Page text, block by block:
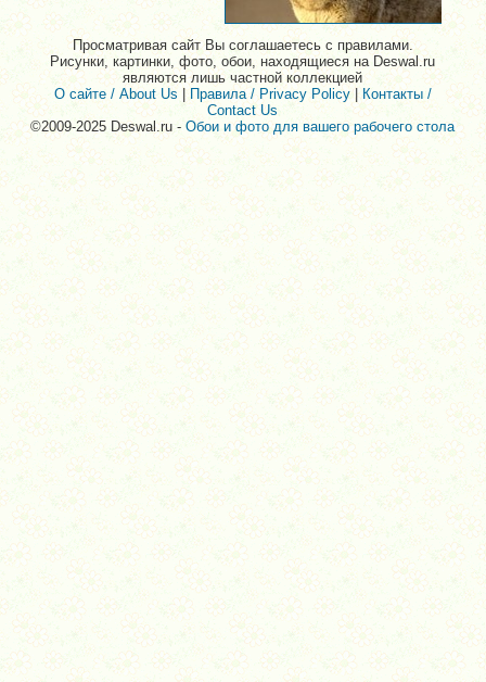
Просматривая сайт Вы соглашаетесь с правилами.
Рисунки, картинки, фото, обои, находящиеся на Deswal.ru
являются лишь частной коллекцией
О сайте / About Us |Правила / Privacy Policy | Контакты /
Contact Us
©2009-2025 Deswal.ru -Обои и фото для вашего рабочего стола